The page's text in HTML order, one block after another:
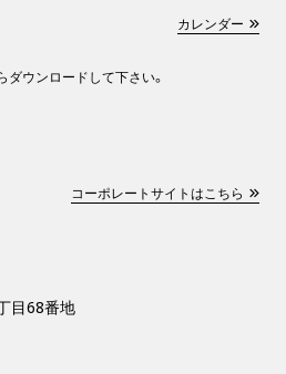
カレンダー
ダウンロードして下さい。
コーポレートサイトはこちら
目68番地